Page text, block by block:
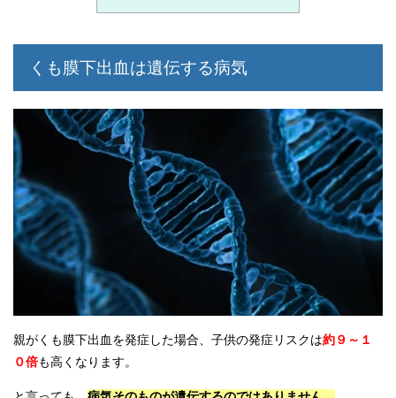
くも膜下出血は遺伝する病気
親がくも膜下出血を発症した場合、子供の発症リスクは約９～１
０倍も高くなります。